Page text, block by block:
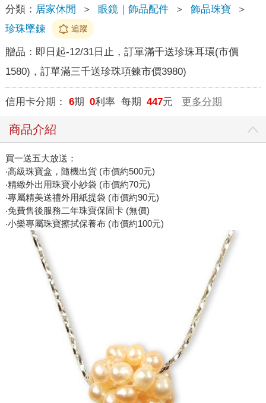
分類： 居家休閒 ＞ 眼鏡｜飾品配件 ＞ 飾品珠寶
＞
珍珠墜鍊
追蹤
贈品： 即日起-12/31日止，訂單滿千送珍珠耳環(市價
1580)，訂單滿三千送珍珠項鍊市價3980)
信用卡分期： 6期 0利率 每期 447元 更多分期
商品介紹
買一送五大放送：
‧高級珠寶盒，隨機出貨 (市價約500元)
‧精緻外出用珠寶小紗袋 (市價約70元)
‧專屬精美送禮外用紙提袋 (市價約90元)
‧免費售後服務二年珠寶保固卡 (無價)
‧小樂專屬珠寶擦拭保養布 (市價約100元)